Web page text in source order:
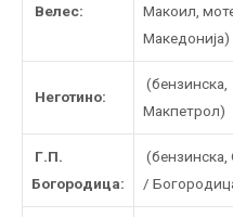
Велес:
Макоил,
Македонија)
Неготино:
(бензинска,
Макпетрол)
Г.П.
Богородица:
(бензинска,
/